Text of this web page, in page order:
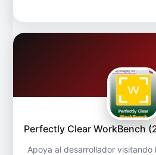
Perfectly Clear WorkBench
Apoya al desarrollador